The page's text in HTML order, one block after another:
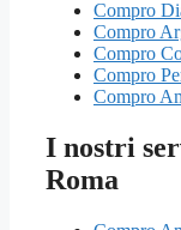
Compro
Compro
Compro
Compro
Compro
I nostri
Roma